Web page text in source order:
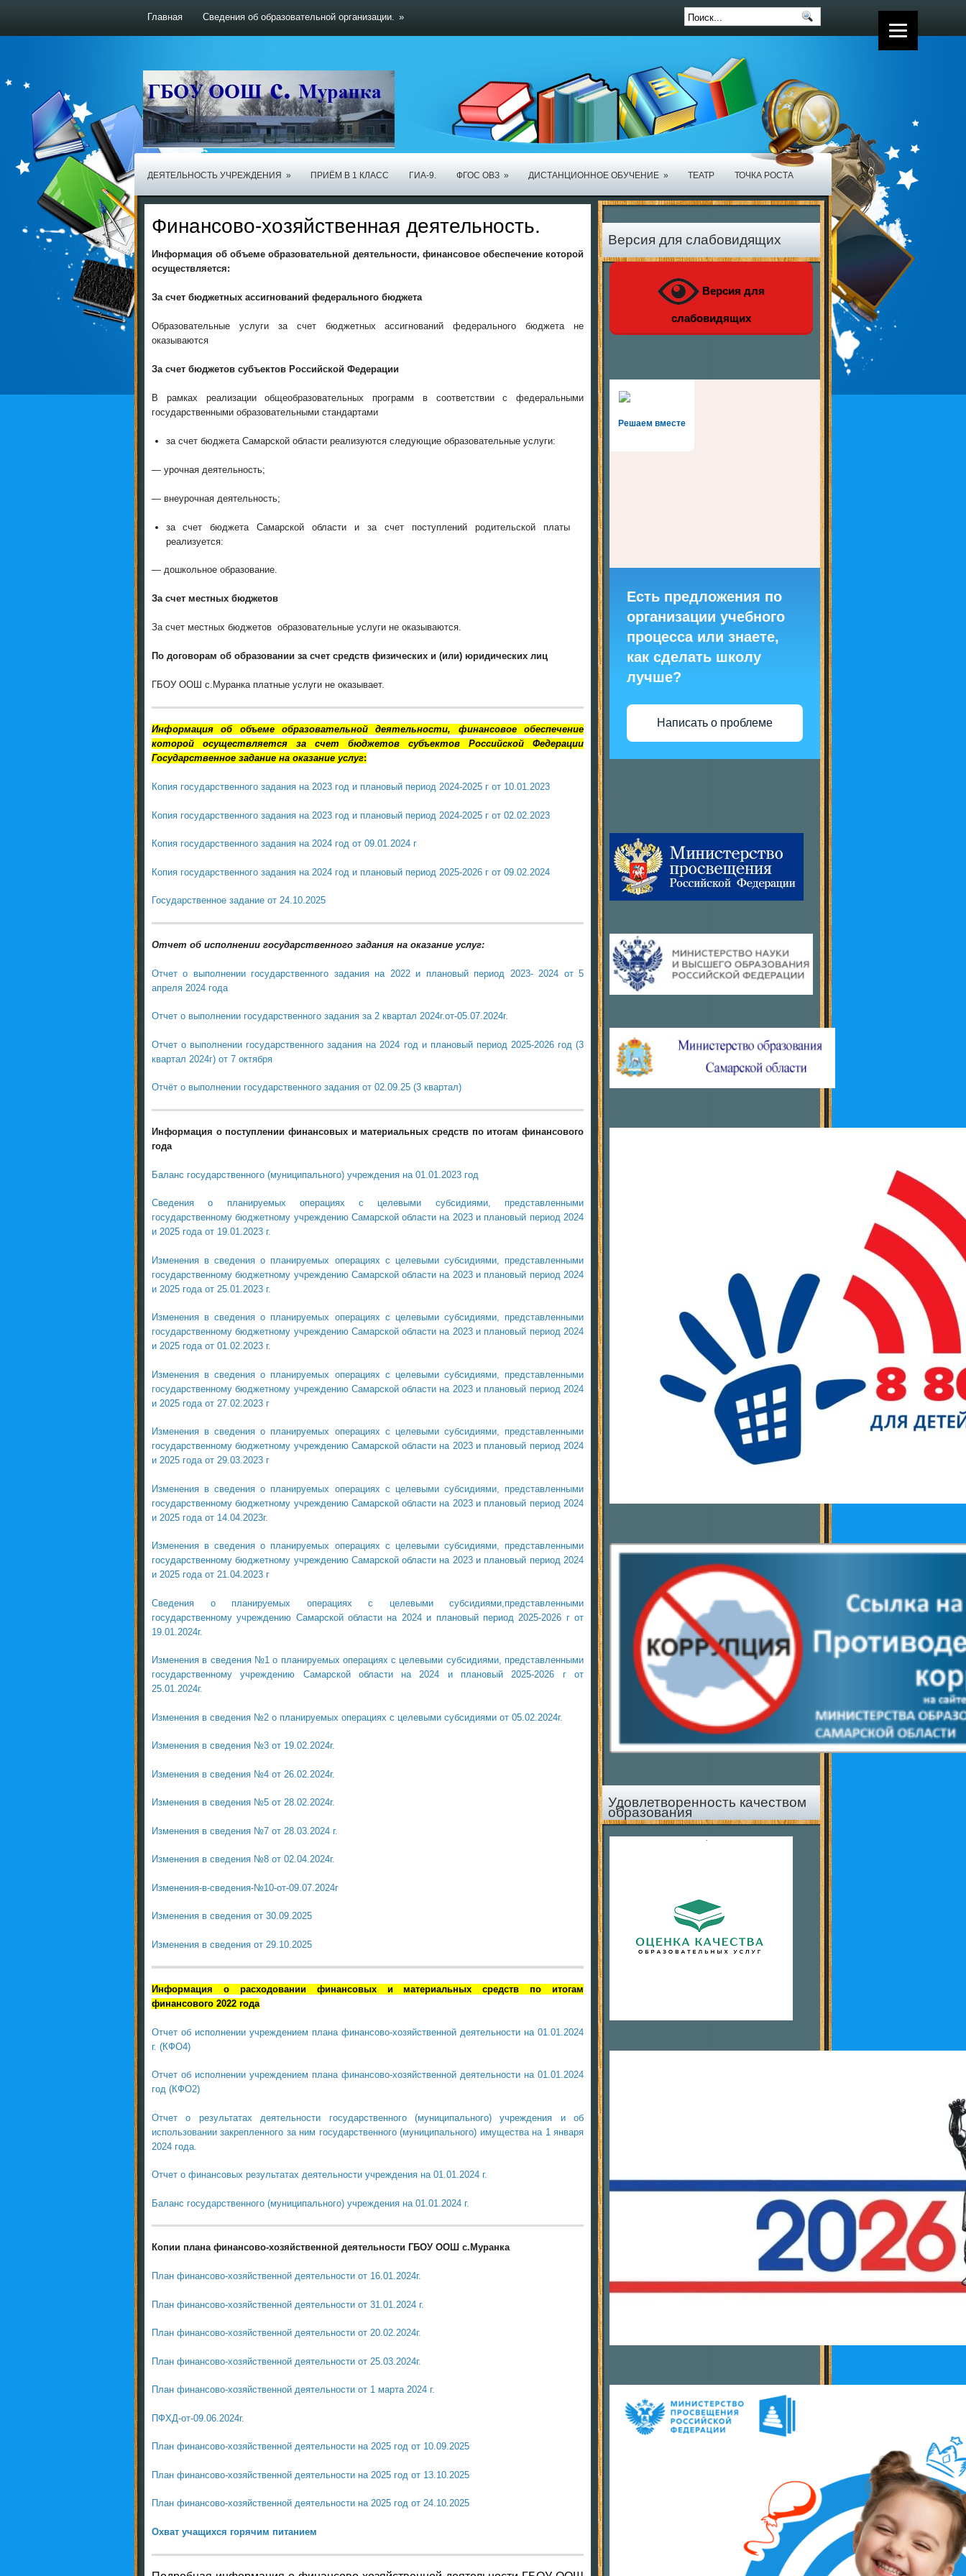
Главная Сведения об образовательной организации. »
ДЕЯТЕЛЬНОСТЬ УЧРЕЖДЕНИЯ » ПРИЁМ В 1 КЛАСС ГИА-9. ФГОС ОВЗ » ДИСТАНЦИОННОЕ ОБУЧЕНИЕ » ТЕАТР ТОЧКА РОСТА
Финансово-хозяйственная деятельность.
Информация об объеме образовательной деятельности, финансовое обеспечение которой
осуществляется:
За счет бюджетных ассигнований федерального бюджета
Образовательные услуги за счет бюджетных ассигнований федерального бюджета не
оказываются
За счет бюджетов субъектов Российской Федерации
В рамках реализации общеобразовательных программ в соответствии с федеральными
государственными образовательными стандартами
за счет бюджета Самарской области реализуются следующие образовательные услуги:
— урочная деятельность;
— внеурочная деятельность;
за счет бюджета Самарской области и за счет поступлений родительской платы
реализуется:
— дошкольное образование.
За счет местных бюджетов
За счет местных бюджетов образовательные услуги не оказываются.
По договорам об образовании за счет средств физических и (или) юридических лиц
ГБОУ ООШ с.Муранка платные услуги не оказывает.
Информация об объеме образовательной деятельности, финансовое обеспечение
которой осуществляется за счет бюджетов субъектов Российской Федерации
Государственное задание на оказание услуг:
Копия государственного задания на 2023 год и плановый период 2024-2025 г от 10.01.2023
Копия государственного задания на 2023 год и плановый период 2024-2025 г от 02.02.2023
Копия государственного задания на 2024 год от 09.01.2024 г
Копия государственного задания на 2024 год и плановый период 2025-2026 г от 09.02.2024
Государственное задание от 24.10.2025
Отчет об исполнении государственного задания на оказание услуг:
Отчет о выполнении государственного задания на 2022 и плановый период 2023- 2024 от 5
апреля 2024 года
Отчет о выполнении государственного задания за 2 квартал 2024г.от-05.07.2024г.
Отчет о выполнении государственного задания на 2024 год и плановый период 2025-2026 год (3
квартал 2024г) от 7 октября
Отчёт о выполнении государственного задания от 02.09.25 (3 квартал)
Информация о поступлении финансовых и материальных средств по итогам финансового
года
Баланс государственного (муниципального) учреждения на 01.01.2023 год
Сведения о планируемых операциях с целевыми субсидиями, представленными
государственному бюджетному учреждению Самарской области на 2023 и плановый период 2024
и 2025 года от 19.01.2023 г.
Изменения в сведения о планируемых операциях с целевыми субсидиями, представленными
государственному бюджетному учреждению Самарской области на 2023 и плановый период 2024
и 2025 года от 25.01.2023 г.
Изменения в сведения о планируемых операциях с целевыми субсидиями, представленными
государственному бюджетному учреждению Самарской области на 2023 и плановый период 2024
и 2025 года от 01.02.2023 г.
Изменения в сведения о планируемых операциях с целевыми субсидиями, представленными
государственному бюджетному учреждению Самарской области на 2023 и плановый период 2024
и 2025 года от 27.02.2023 г
Изменения в сведения о планируемых операциях с целевыми субсидиями, представленными
государственному бюджетному учреждению Самарской области на 2023 и плановый период 2024
и 2025 года от 29.03.2023 г
Изменения в сведения о планируемых операциях с целевыми субсидиями, представленными
государственному бюджетному учреждению Самарской области на 2023 и плановый период 2024
и 2025 года от 14.04.2023г.
Изменения в сведения о планируемых операциях с целевыми субсидиями, представленными
государственному бюджетному учреждению Самарской области на 2023 и плановый период 2024
и 2025 года от 21.04.2023 г
Сведения о планируемых операциях с целевыми субсидиями,представленными
государственному учреждению Самарской области на 2024 и плановый период 2025-2026 г от
19.01.2024г.
Изменения в сведения №1 о планируемых операциях с целевыми субсидиями, представленными
государственному учреждению Самарской области на 2024 и плановый 2025-2026 г от
25.01.2024г.
Изменения в сведения №2 о планируемых операциях с целевыми субсидиями от 05.02.2024г.
Изменения в сведения №3 от 19.02.2024г.
Изменения в сведения №4 от 26.02.2024г.
Изменения в сведения №5 от 28.02.2024г.
Изменения в сведения №7 от 28.03.2024 г.
Изменения в сведения №8 от 02.04.2024г.
Изменения-в-сведения-№10-от-09.07.2024г
Изменения в сведения от 30.09.2025
Изменения в сведения от 29.10.2025
Информация о расходовании финансовых и материальных средств по итогам
финансового 2022 года
Отчет об исполнении учреждением плана финансово-хозяйственной деятельности на 01.01.2024
г. (КФО4)
Отчет об исполнении учреждением плана финансово-хозяйственной деятельности на 01.01.2024
год (КФО2)
Отчет о результатах деятельности государственного (муниципального) учреждения и об
использовании закрепленного за ним государственного (муниципального) имущества на 1 января
2024 года.
Отчет о финансовых результатах деятельности учреждения на 01.01.2024 г.
Баланс государственного (муниципального) учреждения на 01.01.2024 г.
Копии плана финансово-хозяйственной деятельности ГБОУ ООШ с.Муранка
План финансово-хозяйственной деятельности от 16.01.2024г.
План финансово-хозяйственной деятельности от 31.01.2024 г.
План финансово-хозяйственной деятельности от 20.02.2024г.
План финансово-хозяйственной деятельности от 25.03.2024г.
План финансово-хозяйственной деятельности от 1 марта 2024 г.
ПФХД-от-09.06.2024г.
План финансово-хозяйственной деятельности на 2025 год от 10.09.2025
План финансово-хозяйственной деятельности на 2025 год от 13.10.2025
План финансово-хозяйственной деятельности на 2025 год от 24.10.2025
Охват учащихся горячим питанием
Версия для слабовидящих
Версия для
слабовидящих
Решаем вместе
Есть предложения по
организации учебного
процесса или знаете,
как сделать школу
лучше?
Написать о проблеме
Удовлетворенность качеством
образования